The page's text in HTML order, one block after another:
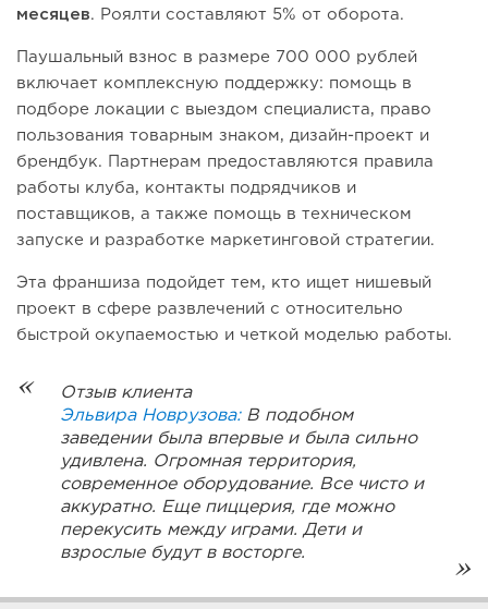
месяцев. Роялти составляют 5% от оборота.
Паушальный взнос в размере 700 000 рублей
включает комплексную поддержку: помощь в
подборе локации с выездом специалиста, право
пользования товарным знаком, дизайн-проект и
брендбук. Партнерам предоставляются правила
работы клуба, контакты подрядчиков и
поставщиков, а также помощь в техническом
запуске и разработке маркетинговой стратегии.
Эта франшиза подойдет тем, кто ищет нишевый
проект в сфере развлечений с относительно
быстрой окупаемостью и четкой моделью работы.
Отзыв клиента
Эльвира Новрузова: В подобном
заведении была впервые и была сильно
удивлена. Огромная территория,
современное оборудование. Все чисто и
аккуратно. Еще пиццерия, где можно
перекусить между играми. Дети и
взрослые будут в восторге.